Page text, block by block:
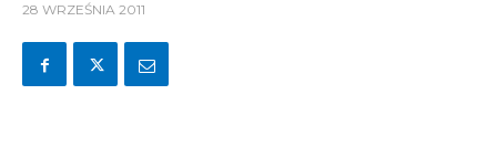
28 WRZEŚNIA 2011